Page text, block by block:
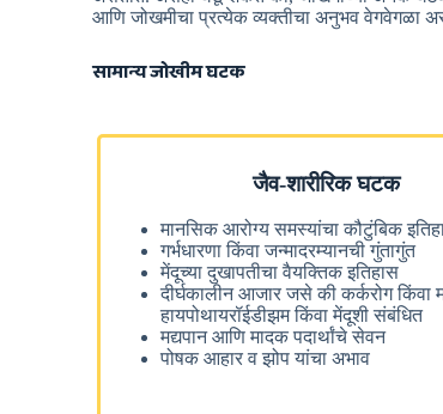
आणि जोखमीचा प्रत्येक व्यक्तीचा अनुभव वेगवेगळा
सामान्य जोखीम घटक
जैव-शारीरिक घटक
मानसिक आरोग्य समस्यांचा कौटुंबिक
गर्भधारणा किंवा जन्मादरम्यानची गुंतागुंत
मेंदूच्या दुखापतीचा वैयक्तिक इतिहास
दीर्घकालीन आजार जसे की कर्करोग किंवा
हायपोथायरॉईडीझम किंवा मेंदूशी संबंधित
मद्यपान आणि मादक पदार्थांचे सेवन
पोषक आहार व झोप यांचा अभाव